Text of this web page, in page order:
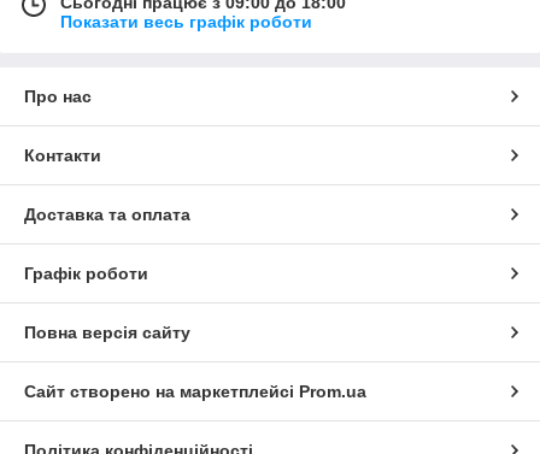
Показати весь графік роботи
Про нас
Контакти
Доставка та оплата
Графік роботи
Повна версія сайту
Сайт створено на маркетплейсі Prom.ua